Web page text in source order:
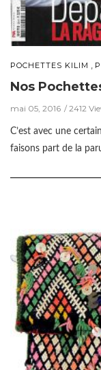
POCHETTES KILIM
Nos
mai 05, 2016 2412
C’est avec une
faisons part de la